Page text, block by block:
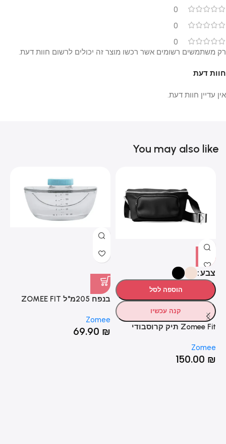
0
0
0
חוות דעת
אין עדיין חוות דעת.
רק משתמשים רשומים אשר רכשו מוצר זה יכולים לרשום חוות דעת.
You may also like
צבע
הוספה לסל
קנה עכשיו
Zomee Fit תיק קרוסבודי
Zomee
150.00 ₪
בנפח 205מ"ל ZOMEE FIT
Zomee
69.90 ₪